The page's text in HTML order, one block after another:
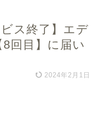
ス終了】エデ
回目】に届い
2024年2月1日